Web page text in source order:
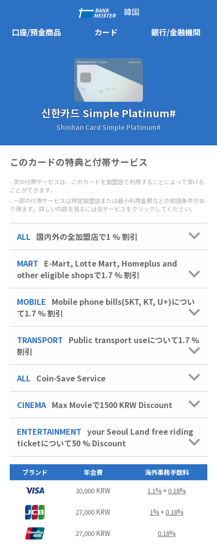
韓国
口座/預金商品
カード 銀行/金融機関
신한카드 Simple Platinum#
Shinhan Card Simple Platinum#
このカードの特典と付帯サービス
次の付帯サービスは、このカードを加盟店で利用することによって受ける
ことができます。
一部の付帯サービスは特定加盟店または最小利用金額などの前提条件があ
り得ます。詳しい内容を見るには各サービスをクリックしてください。
ALL 国内外の全加盟店で1 % 割引
MART E-Mart, Lotte Mart, Homeplus and
other eligible shopsで1.7 % 割引
MOBILE Mobile phone bills(SKT, KT, U+)につい
て1.7 % 割引
TRANSPORT Public transport useについて1.7 %
割引
ALL Coin-Save Service
CINEMA Max Movieで1500 KRW Discount
ENTERTAINMENT your Seoul Land free riding
ticketについて50 % Discount
ブランド 年会費
海外事務手数料
30,000 KRW
1.1% +0.18%
27,000 KRW 1% +0.18%
27,000 KRW 0.18%